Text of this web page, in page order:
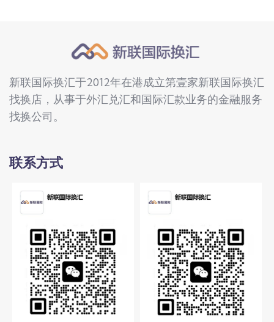
新联国际换汇于2012年在港成立第壹家新联国际换汇
找换店，从事于外汇兑汇和国际汇款业务的金融服务
找换公司。
联系方式